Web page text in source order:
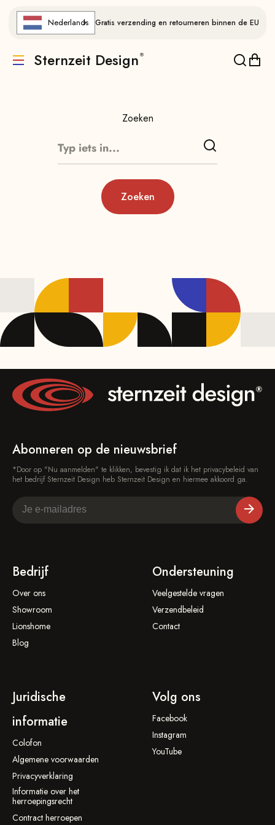
Nederlands Gratis verzending en retourneren binnen de EU
Vertaling ontbreekt: de.header.general.menu
Sternzeit Design
Zoeken
Zoeken
Abonneren op de nieuwsbrief
*Door op "Nu aanmelden" te klikken, bevestig ik dat ik het privacybeleid van
het bedrijf Sternzeit Design heb Sternzeit Design en hiermee akkoord ga.
Bedrijf
Over ons
Showroom
Lionshome
Blog
Ondersteuning
Veelgestelde vragen
Verzendbeleid
Contact
Juridische
informatie
Colofon
Algemene voorwaarden
Privacyverklaring
Informatie over het
herroepingsrecht
Contract herroepen
Volg ons
Facebook
Instagram
YouTube